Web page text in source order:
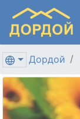
Дордой